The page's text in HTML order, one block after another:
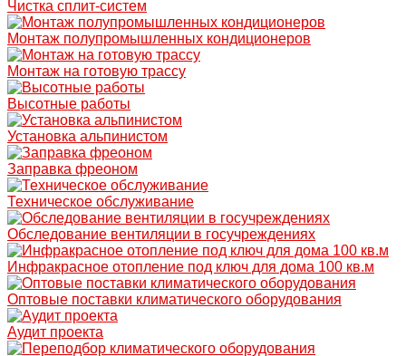
Чистка сплит-систем
Монтаж полупромышленных кондиционеров
Монтаж на готовую трассу
Высотные работы
Установка альпинистом
Заправка фреоном
Техническое обслуживание
Обследование вентиляции в госучреждениях
Инфракрасное отопление под ключ для дома 100 кв.м
Оптовые поставки климатического оборудования
Аудит проекта